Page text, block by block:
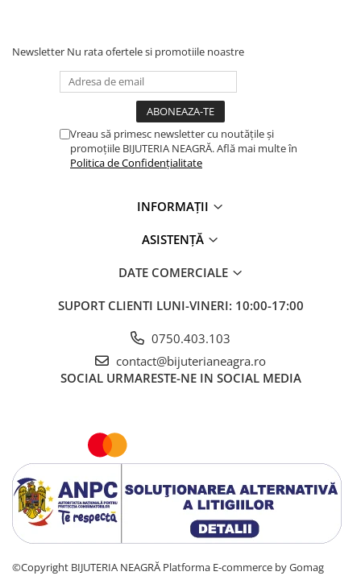
Newsletter Nu rata ofertele si promotiile noastre
Vreau să primesc newsletter cu noutățile și
promoțiile BIJUTERIA NEAGRĂ. Află mai multe în
Politica de Confidențialitate
INFORMAȚII
ASISTENȚĂ
DATE COMERCIALE
SUPORT CLIENTI LUNI-VINERI: 10:00-17:00
0750.403.103
contact@bijuterianeagra.ro
SOCIAL URMARESTE-NE IN SOCIAL MEDIA
©Copyright BIJUTERIA NEAGRĂ Platforma E-commerce by Gomag